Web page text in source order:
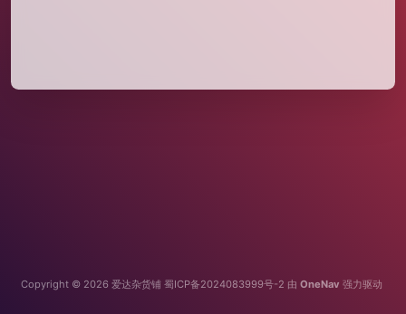
Copyright © 2026 爱达杂货铺 蜀ICP备2024083999号-2 由 OneNav 强力驱动